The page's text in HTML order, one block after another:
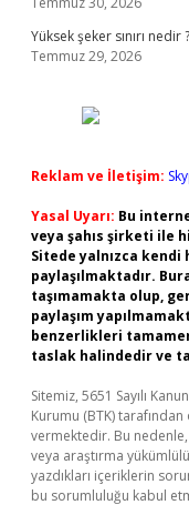
Yüksek şeker sınırı nedir ?
Temmuz 29, 2026
Reklam ve İletişim:
Yasal Uyarı: Bu
veya şahıs şirketi ile
Sitede yalnızca kendi
paylaşılmaktadır.
taşımamakta olup,
paylaşım
benzerlikleri
taslak halindedir ve
Sitemiz, 5651 Sayılı
Kurumu (BTK)
vermektedir. Bu
veya araştırma
yazdıkları içeriklerin
bu sorumluluğu kabul